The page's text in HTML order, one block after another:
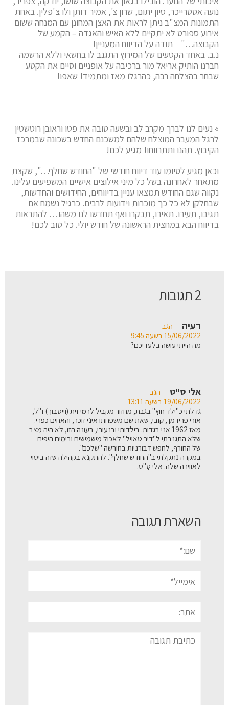
נועה אסטרייכר, סיון יתום, שרון צ', אמיר דותן ולו צ'פלין. באחת
התמונות המצ"ב ניתן לראות את האצן המחונן עם המנחה ששום
אירוע ספורט לא יתקיים ללא האיש והאגדה – הקמע של
הקבוצה…" תודה על הדיווח המעניין!
נ.ב. באחד הקטעים של המירוץ התגנב לו בחשאי וללא הרשמה
חברנו הותיק אריאל מור ברכיבה על אופניים וסיים את הקטע
שבחר בהצלחה רבה, כהרגלו מאז ומתמיד! שאפו!
» נעים לנו לברך מקרב לב ובשעה טובה את פטו וראובן רוטשטין
לרגל המעבר המוצלח שלהם למשכנם החדש בשכונה שבמרכז
הקיבוץ. תהנו ותתרווחו! מגיע לכם!
וכאן מגיע לסיומו עוד דיווח חודשי של "החודש שחלף…", שקצת
מתאחר לאחרונה בשל כל מיני אילוצים אישיים המשפיעים עלינו.
נקווה שגם החודש תמצאו עניין בדיווחים, החידושים והחדשות,
שבחלקן לא כל כך מוכרות וידועות לרבים. כרגיל נשמח אם
תגיבו, תעירו. תאירו, תבקרו ואף תחדשו לנו משהו… להתראות
בדיווח הבא במחצית הראשונה של חודש יולי. כל טוב לכם!
2 תגובות
רעיה
הגב
15/06/2022 בשעה 9:45
מה הייתי עושה בלעדיכם?
אלי ס"ט
הגב
19/06/2022 בשעה 13:11
גדלתי כ"ילד חוץ" בגבת, מחזור מקביל לרמי זית (וייסבוך) ז"ל,
אורי פרידמן , קובי, שאת שם משפחתו איני זוכר, והאחים כפרי.
מאז 1962 אני בגדות. בילדותי ובנעורי, בעונה הזו, לא היה מצב
שלא התגנבתי ל"דיר טאויל" לאכול מישמישים ובימים היפים
של החורף, לחפש דבורניות בחורשה "שלכם".
במקרה נתקלתי ב"החודש שחלף". להתקנא בקהילה שזה ביטוי
לאווירה שלה. אלי סַ"ט.
השארת תגובה
תגובה